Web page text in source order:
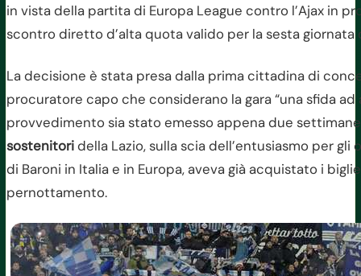
in vista della partita di Europa League contro l’Ajax in
scontro diretto d’alta quota valido per la sesta giornata
La decisione è stata presa dalla prima cittadina di
procuratore capo che considerano la gara “una sfida
provvedimento sia stato emesso appena due
sostenitoridella Lazio, sulla scia dell’entusiasmo per
di Baroni in Italia e in Europa, aveva già acquistato i
pernottamento.